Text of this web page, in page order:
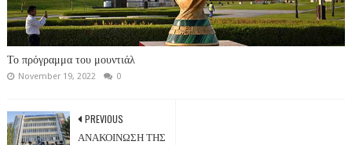
Το πρόγραμμα του μουντιάλ
November 19, 2022 0
PREVIOUS
ΑΝΑΚΟΙΝΩΣΗ ΤΗΣ